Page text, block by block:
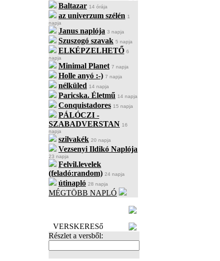
Baltazar 14 órája
az univerzum szélén 1
napja
Janus naplója 3 napja
Szuszogó szavak 5 napja
ELKÉPZELHETŐ 6
napja
Minimal Planet 7 napja
Holle anyó :-) 7 napja
nélküled 14 napja
Paricska. Életmű 14 napja
Conquistadores 15 napja
PÁLÓCZI -
SZABADVERSTAN 16
napja
szilvakék 20 napja
Vezsenyi Ildikó Naplója
23 napja
Felvil.levelek
(feladó:random) 24 napja
útinapló 28 napja
MÉGTÖBB NAPLÓ
VERSKERESő
Részlet a versből: